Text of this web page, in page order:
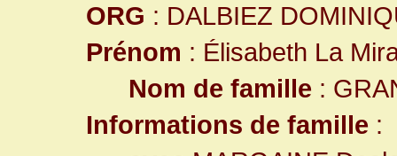
ORG : DALBIEZ
Prénom : Élisabeth La
Nom de famille :
Informations de famille :